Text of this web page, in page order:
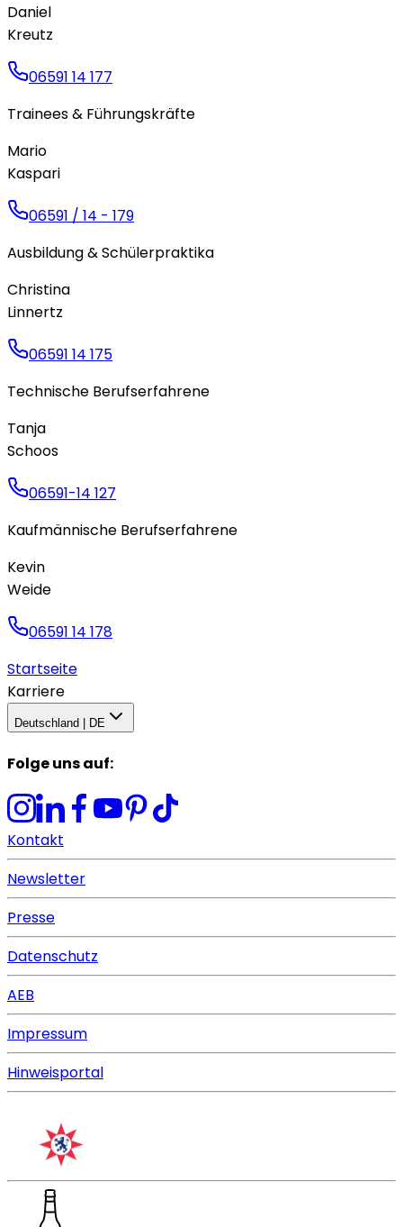
Daniel
Kreutz
06591 14 177
Trainees & Führungskräfte
Mario
Kaspari
06591 / 14 - 179
Ausbildung & Schülerpraktika
Christina
Linnertz
06591 14 175
Technische Berufserfahrene
Tanja
Schoos
06591-14 127
Kaufmännische Berufserfahrene
Kevin
Weide
06591 14 178
Startseite
Karriere
Deutschland | DE
Folge uns auf:
Kontakt
Newsletter
Presse
Datenschutz
AEB
Impressum
Hinweisportal